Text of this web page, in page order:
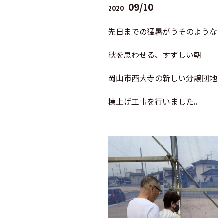
2020 09/10
先日までの猛暑がうそのような
秋を思わせる、すずしい朝
岡山市西大寺の新しい分譲団
棟上げ工事を行いました。